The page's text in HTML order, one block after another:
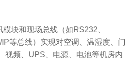
块和现场总线（如RS232、
等总线）实现对空调、温湿度、门
视频、UPS、电源、电池等机房内